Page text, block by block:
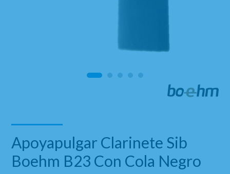
Apoyapulgar Clarinete Sib
Boehm B23 Con Cola Negro